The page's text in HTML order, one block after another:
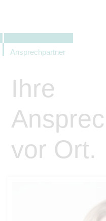
Ansprechpartner
Ihre
vor Ort.